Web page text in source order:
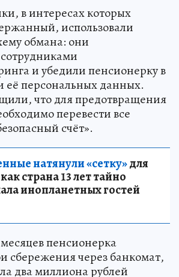
в интересах которых
использовали
обмана: они
и убедили пенсионерку в
её персональных данных.
что для предотвращения
перевести все
счёт».
натянули «сетку»для
страна 13 лет тайно
инопланетных гостей
пенсионерка
сбережения через банкомат,
два миллиона рублей